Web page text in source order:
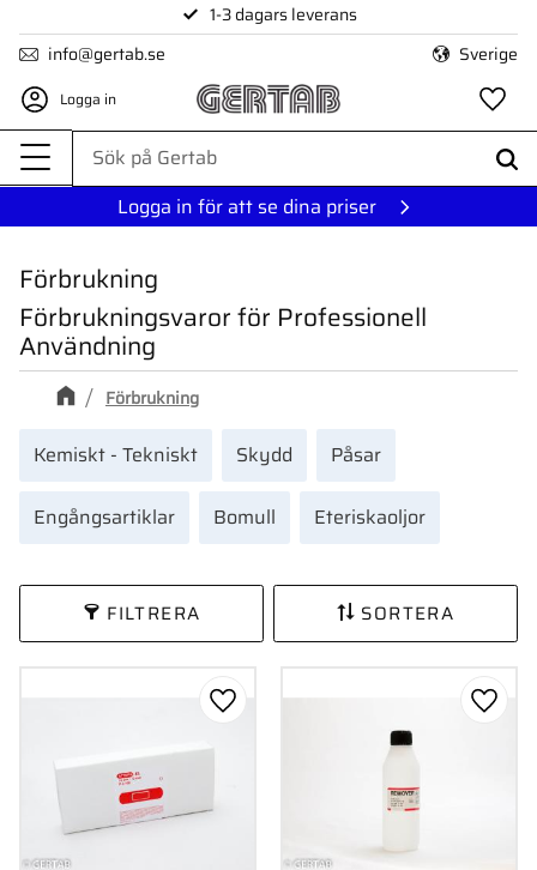
Meny
1-3 dagars leverans
info@gertab.se
Sverige
Logga in
Logga in för att se dina priser
Förbrukning
Förbrukning
Förbrukningsvaror för Professionell
Användning
Kemiskt - Tekniskt Skydd Påsar
Engångsartiklar Bomull Eteriskaoljor
FILTRERA SORTERA
Lägg till i favoriter Lägg